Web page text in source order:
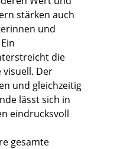
stärken auch
und
die
Der
und gleichzeitig
lässt sich in
eindrucksvoll
gesamte